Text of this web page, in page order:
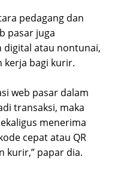
pedagang dan
pasar juga
digital atau nontunai,
kerja bagi kurir.
web pasar dalam
transaksi, maka
menerima
cepat atau QR
kurir,” papar dia.